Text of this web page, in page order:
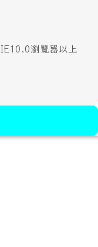
IE10.0瀏覽器以上